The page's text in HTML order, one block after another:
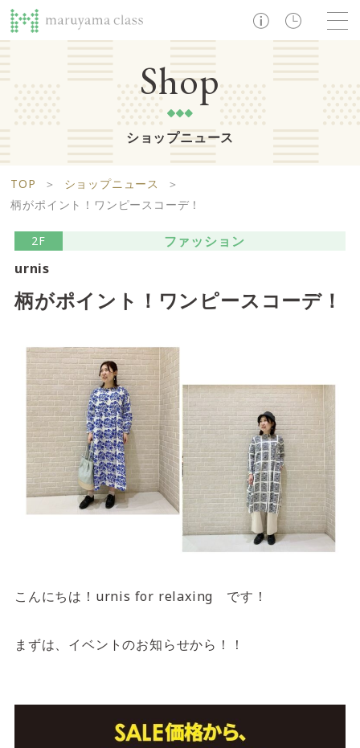
TOP
ショップ レストラン・カフェ ショップニュース
イベント・お知らせ 施設案内
Zooっと割
サイトご利用にあたって
閉じる
Life support floor
ライフサポートフロア
営業時間 10:00 ~ 20:00
1F Food boutique floor
営業時間 10:00 ~ 20:00
※一部店舗は営業時間が異なります。
2F Fashion & Life style floor
ファッション＆ライフスタイルフロア
営業時間 10:00 ~ 20:00
floor
サービス＆ビューティー＆レストランフロア
Physical care floor
Shop
ショップニュース
TOP ＞ ショップニュース
＞
柄がポイント！ワンピースコーデ！
2F
ファッション
urnis
柄がポイント！ワンピースコーデ！
こんにちは！urnis for relaxing です！
まずは、イベントのお知らせから！！